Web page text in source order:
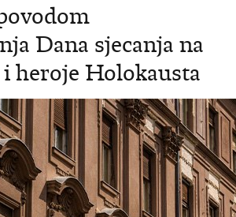
Dana sjecanja na
heroje Holokausta